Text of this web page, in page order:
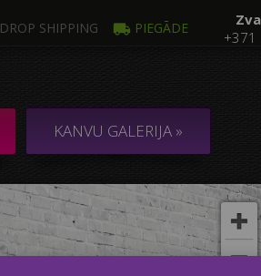
DROP SHIPPING PIEGĀDE
+371
KANVU GALERIJA »KOLĀŽA /